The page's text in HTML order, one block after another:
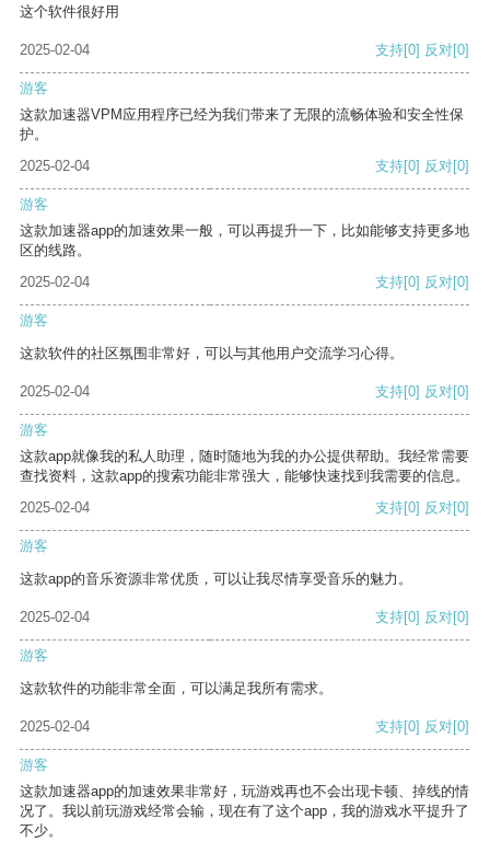
这个软件很好用
2025-02-04 支持[0] 反对[0]
游客
这款加速器VPM应用程序已经为我们带来了无限的流畅体验和安全性保
护。
2025-02-04
支持[0] 反对[0]
游客
这款加速器app的加速效果一般，可以再提升一下，比如能够支持更多地
区的线路。
2025-02-04
支持[0] 反对[0]
游客
这款软件的社区氛围非常好，可以与其他用户交流学习心得。
2025-02-04 支持[0] 反对[0]
游客
这款app就像我的私人助理，随时随地为我的办公提供帮助。我经常需要
查找资料，这款app的搜索功能非常强大，能够快速找到我需要的信息。
2025-02-04
支持[0] 反对[0]
游客
这款app的音乐资源非常优质，可以让我尽情享受音乐的魅力。
2025-02-04 支持[0] 反对[0]
游客
这款软件的功能非常全面，可以满足我所有需求。
2025-02-04 支持[0] 反对[0]
游客
这款加速器app的加速效果非常好，玩游戏再也不会出现卡顿、掉线的情
况了。我以前玩游戏经常会输，现在有了这个app，我的游戏水平提升了
不少。